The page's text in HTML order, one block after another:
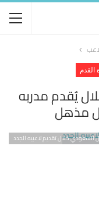
القدم
يُقدم مدربه
مذهل
السعودي خلال تقديم لاعبيه الجدد